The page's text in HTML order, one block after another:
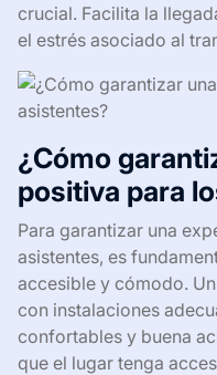
crucial. Facilita la
el estrés asociado al
¿Cómo
positiva para
Para garantizar una
asistentes, es
accesible y cómodo.
con instalaciones
confortables y buena
que el lugar tenga